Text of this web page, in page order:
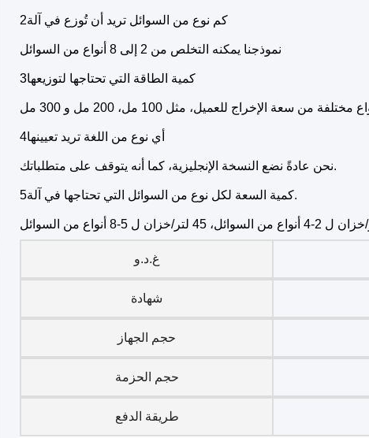
2كم نوع من السوائل تريد أن تُوزع في آلة
نموذجنا يمكنه التخلص من 2 إلى 8 أنواع من السوائل
3كمية الطاقة التي تحتاجها لتوزيعها
4أي نوع من اللغة تريد تعيينها
نحن عادةً نضع النسخة الإنجليزية، كما أنه يتوقف على متطلباتك.
5كمية السعة لكل نوع من السوائل التي تحتاجها في آلة.
غ.د.و
شهادة
حجم الجهاز
حجم الحزمة
طريقة الدفع